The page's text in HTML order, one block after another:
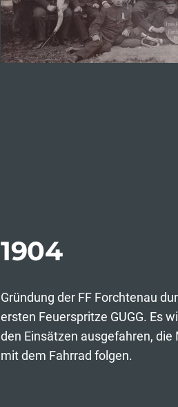
1904
Gründung der FF Forchtenau
ersten Feuerspritze GUGG. Es
den Einsätzen ausgefahren,
mit dem Fahrrad folgen.